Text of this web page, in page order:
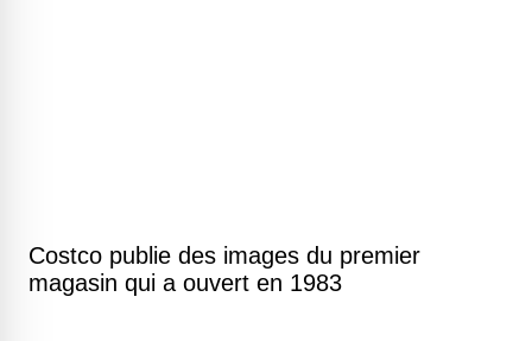
Costco publie des images du premier
magasin qui a ouvert en 1983